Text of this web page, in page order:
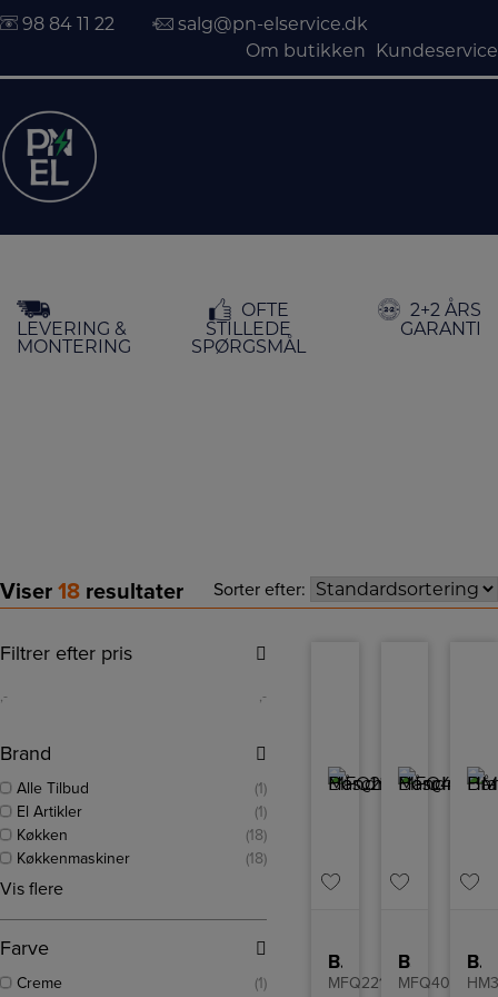
indholdet
98 84 11 22
salg@pn-elservice.dk
Om butikken
Kundeservice
LEVERING &
MONTERING
OFTE
STILLEDE
SPØRGSMÅL
2+2 ÅRS
GARANTI
Viser 18 resultater Sorter efter:
Bosch Håndmikser
MFQ22100
Bosch Håndmikser
MFQ4030K
Braun Håndmikser
Filtrer efter pris
,- ,-
Brand
Alle Tilbud
(1)
El Artikler
(1)
Køkken
(18)
Køkkenmaskiner
(18)
Vis flere
Farve
Creme
(1)